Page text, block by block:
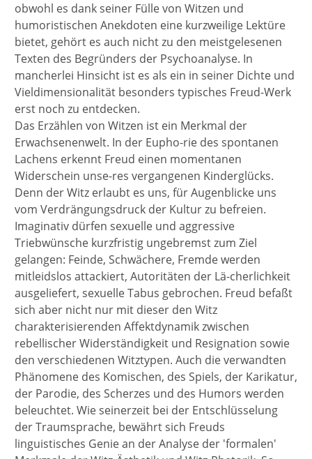
obwohl es dank seiner Fülle von Witzen und
humoristischen Anekdoten eine kurzweilige Lektüre
bietet, gehört es auch nicht zu den meistgelesenen
Texten des Begründers der Psychoanalyse. In
mancherlei Hinsicht ist es als ein in seiner Dichte und
Vieldimensionalität besonders typisches Freud-Werk
erst noch zu entdecken.
Das Erzählen von Witzen ist ein Merkmal der
Erwachsenenwelt. In der Eupho-rie des spontanen
Lachens erkennt Freud einen momentanen
Widerschein unse-res vergangenen Kinderglücks.
Denn der Witz erlaubt es uns, für Augenblicke uns
vom Verdrängungsdruck der Kultur zu befreien.
Imaginativ dürfen sexuelle und aggressive
Triebwünsche kurzfristig ungebremst zum Ziel
gelangen: Feinde, Schwächere, Fremde werden
mitleidslos attackiert, Autoritäten der Lä-cherlichkeit
ausgeliefert, sexuelle Tabus gebrochen. Freud befaßt
sich aber nicht nur mit dieser den Witz
charakterisierenden Affektdynamik zwischen
rebellischer Widerständigkeit und Resignation sowie
den verschiedenen Witztypen. Auch die verwandten
Phänomene des Komischen, des Spiels, der Karikatur,
der Parodie, des Scherzes und des Humors werden
beleuchtet. Wie seinerzeit bei der Entschlüsselung
der Traumsprache, bewährt sich Freuds
linguistisches Genie an der Analyse der 'formalen'